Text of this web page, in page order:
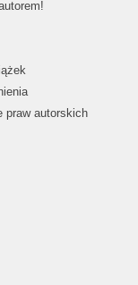
praw autorskich